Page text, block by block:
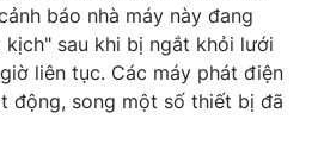
thức nếu không có sự chấp
nguồn VTV.vn khi phát hành lại
báo nhà máy này đang
sau khi bị ngắt khỏi lưới
liên tục. Các máy phát điện
động, song một số thiết bị đã